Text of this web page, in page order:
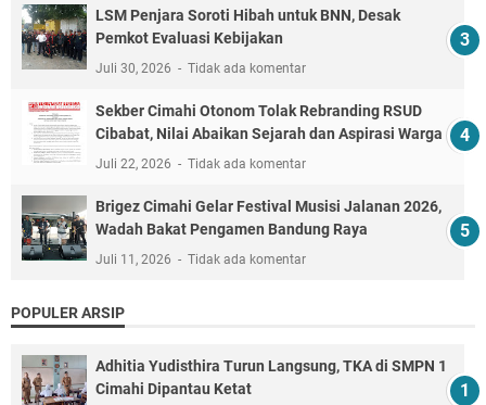
LSM Penjara Soroti Hibah untuk BNN, Desak
Pemkot Evaluasi Kebijakan
Juli 30, 2026 Tidak ada komentar
Sekber Cimahi Otonom Tolak Rebranding RSUD
Cibabat, Nilai Abaikan Sejarah dan Aspirasi Warga
Juli 22, 2026 Tidak ada komentar
Brigez Cimahi Gelar Festival Musisi Jalanan 2026,
Wadah Bakat Pengamen Bandung Raya
Juli 11, 2026 Tidak ada komentar
POPULER ARSIP
Adhitia Yudisthira Turun Langsung, TKA di SMPN 1
Cimahi Dipantau Ketat